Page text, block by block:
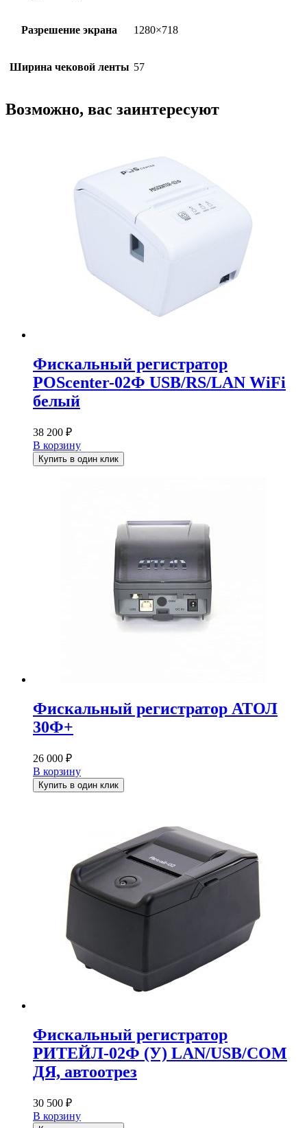
Разрешение экрана 1280×718
Ширина чековой ленты 57
Возможно, вас заинтересуют
Фискальный регистратор
POScenter-02Ф USB/RS/LAN WiFi
белый
38 200 ₽
В корзину
Купить в один клик
Фискальный регистратор АТОЛ
30Ф+
26 000 ₽
В корзину
Купить в один клик
Фискальный регистратор
РИТЕЙЛ-02Ф (У) LAN/USB/COM
ДЯ, автоотрез
30 500 ₽
В корзину